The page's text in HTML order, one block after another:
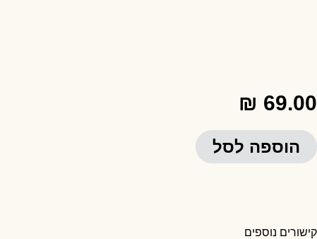
₪ 69.00
הוספה לסל
קישורים נוספים